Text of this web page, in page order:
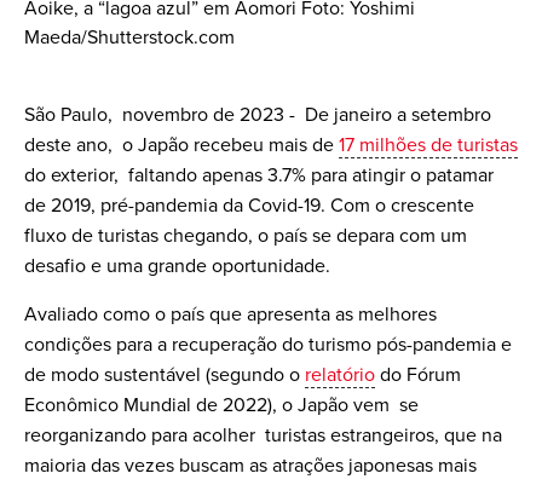
Aoike, a “lagoa azul” em Aomori Foto: Yoshimi
Maeda/Shutterstock.com
São Paulo, novembro de 2023 - De janeiro a setembro
deste ano, o Japão recebeu mais de 17 milhões de turistas
do exterior, faltando apenas 3.7% para atingir o patamar
de 2019, pré-pandemia da Covid-19. Com o crescente
fluxo de turistas chegando, o país se depara com um
desafio e uma grande oportunidade.
Avaliado como o país que apresenta as melhores
condições para a recuperação do turismo pós-pandemia e
de modo sustentável (segundo o relatório do Fórum
Econômico Mundial de 2022), o Japão vem se
reorganizando para acolher turistas estrangeiros, que na
maioria das vezes buscam as atrações japonesas mais